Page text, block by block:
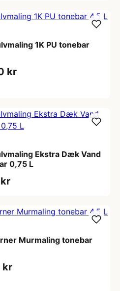
1K PU tonebar
kr
Ekstra Dæk Vand
0,75 L
Murmaling tonebar
kr